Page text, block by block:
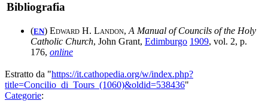
Bibliografia
(EN) Edward H. Landon,A Manual of Councils of the Holy
Catholic Church, John Grant, Edimburgo 1909, vol. 2, p.
176, online
Estratto da "https://it.cathopedia.org/w/index.php?
title=Concilio_di_Tours_(1060)&oldid=538436"
Categorie: